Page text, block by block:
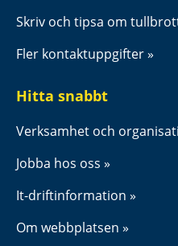
Skriv och tipsa om
Fler kontaktuppgifter
Hitta snabbt
Verksamhet och
Jobba hos oss
It-driftinformation
Om webbplatsen